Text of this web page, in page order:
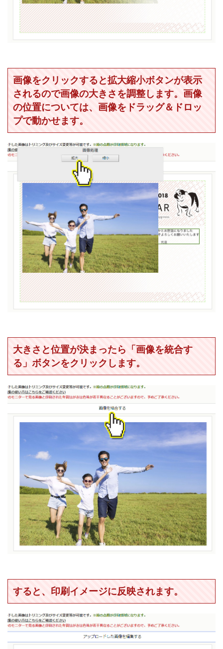
画像をクリックすると拡大縮小ボタンが表示
されるので画像の大きさを調整します。画像
の位置については、画像をドラッグ＆ドロッ
プで動かせます。
大きさと位置が決まったら「画像を統合す
る」ボタンをクリックします。
すると、印刷イメージに反映されます。